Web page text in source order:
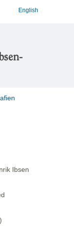
English
Ibsen